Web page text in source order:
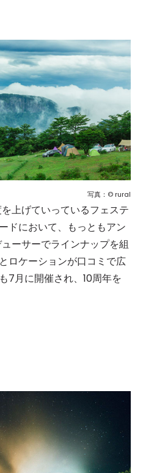
写真：© rural
上げていっているフェステ
ドにおいて、もっともアン
ーサーでラインナップを組
ロケーションが口コミで広
7月に開催され、10周年を